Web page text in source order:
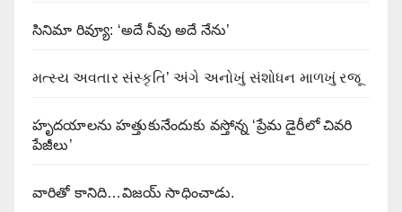
సినిమా రివ్యూ: ‘అదే నీవు అదే నేను’
મત્સ્ય અવતાર સંસ્કૃતિ’ અંગે અનોખું સંશોધન માળખું રજૂ
హృదయాలను హత్తుకునేందుకు వస్తోన్న ‘ప్రేమ డైరీలో చివరి
పేజీలు’
వారితో కానిది…విజయ్ సాధించాడు.